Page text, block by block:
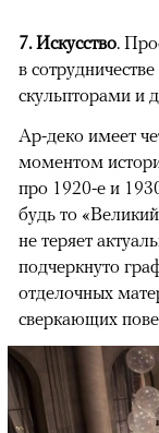
7. Искусство.
в
скульпторами и
Ар-деко имеет
моментом
про 1920-е и
будь то
не теряет
подчеркнуто
отделочных
сверкающих